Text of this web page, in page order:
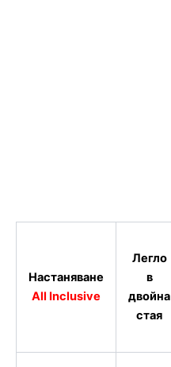
Настаняване
All Inclusive
Легло
в
двойна
стая